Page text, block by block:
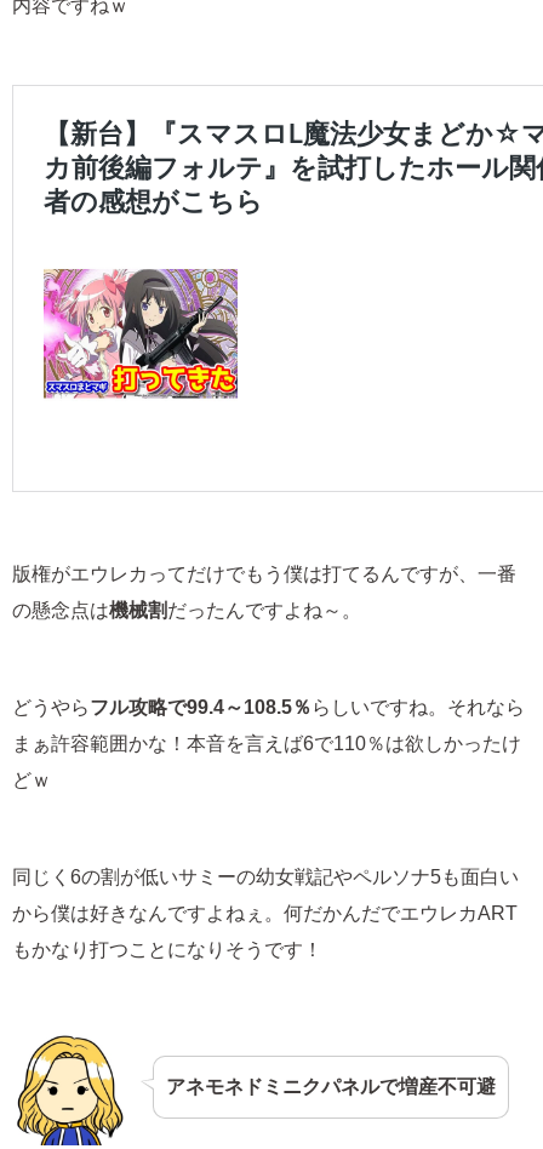
内容ですねｗ
版権がエウレカってだけでもう僕は打てるんですが、一番
の懸念点は機械割だったんですよね～。
どうやらフル攻略で99.4～108.5％ らしいですね。それなら
まぁ許容範囲かな！本音を言えば6で110％は欲しかったけ
どｗ
同じく6の割が低いサミーの幼女戦記やペルソナ5も面白い
から僕は好きなんですよねぇ。何だかんだでエウレカART
もかなり打つことになりそうです！
アネモネドミニクパネルで増産不可避